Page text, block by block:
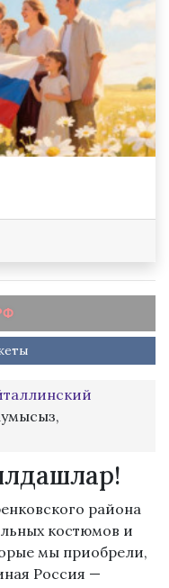
района
костюмов и
мы приобрели,
Россия —